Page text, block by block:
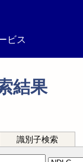
ビス
結果
識別子検索